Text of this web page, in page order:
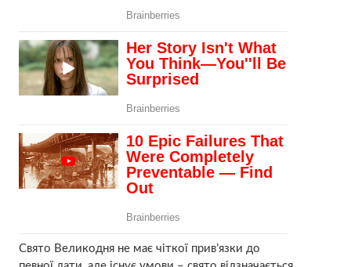
Свято Великодня не має чіткої прив’язки до